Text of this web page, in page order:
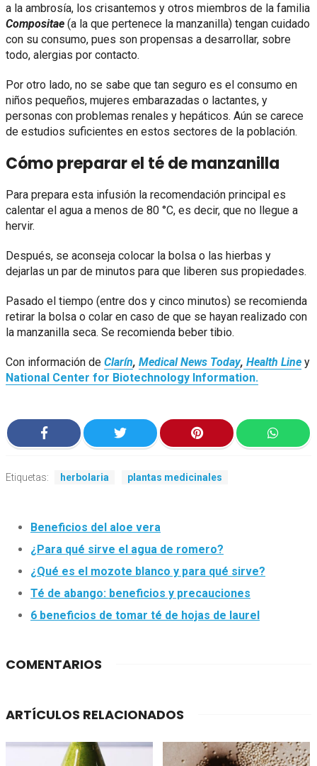
a la ambrosía, los crisantemos y otros miembros de la familia
Compositae (a la que pertenece la manzanilla) tengan cuidado
con su consumo, pues son propensas a desarrollar, sobre
todo, alergias por contacto.
Por otro lado, no se sabe que tan seguro es el consumo en
niños pequeños, mujeres embarazadas o lactantes, y
personas con problemas renales y hepáticos. Aún se carece
de estudios suficientes en estos sectores de la población.
Cómo preparar el té de manzanilla
Para prepara esta infusión la recomendación principal es
calentar el agua a menos de 80 °C, es decir, que no llegue a
hervir.
Después, se aconseja colocar la bolsa o las hierbas y
dejarlas un par de minutos para que liberen sus propiedades.
Pasado el tiempo (entre dos y cinco minutos) se recomienda
retirar la bolsa o colar en caso de que se hayan realizado con
la manzanilla seca. Se recomienda beber tibio.
Con información de Clarín, Medical News Today, Health Line y
National Center for Biotechnology Information.
Etiquetas: herbolaria plantas medicinales
Beneficios del aloe vera
¿Para qué sirve el agua de romero?
¿Qué es el mozote blanco y para qué sirve?
Té de abango: beneficios y precauciones
6 beneficios de tomar té de hojas de laurel
COMENTARIOS
ARTÍCULOS RELACIONADOS